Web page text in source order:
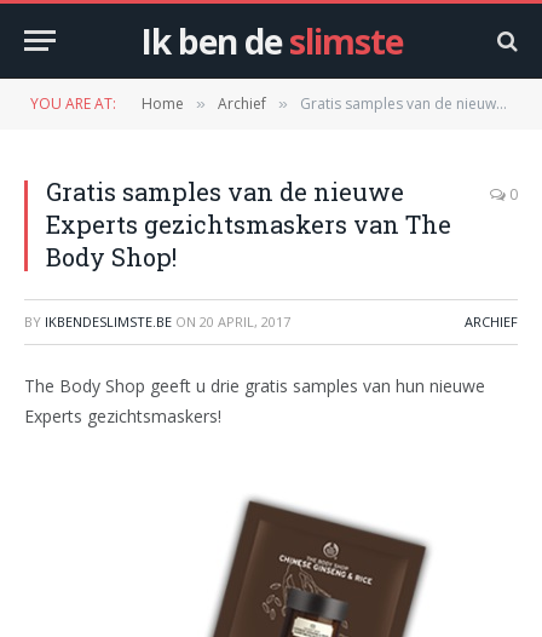
Ik ben deslimste
YOU ARE AT: Home » Archief » Gratis samples van de nieuwe Experts gezichtsmaskers van The Body Shop!
Gratis samples van de nieuwe
Experts gezichtsmaskers van The
Body Shop!
0
BY IKBENDESLIMSTE.BE ON 20 APRIL, 2017 ARCHIEF
The Body Shop geeft u drie gratis samples van hun nieuwe
Experts gezichtsmaskers!